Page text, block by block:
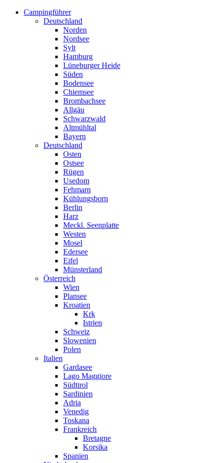
Campingführer
Deutschland
Norden
Nordsee
Sylt
Hamburg
Lüneburger Heide
Süden
Bodensee
Chiemsee
Brombachsee
Allgäu
Schwarzwald
Altmühltal
Bayern
Deutschland
Osten
Ostsee
Rügen
Usedom
Fehmarn
Kühlungsborn
Berlin
Harz
Meckl. Seenplatte
Westen
Mosel
Edersee
Eifel
Münsterland
Österreich
Wien
Plansee
Kroatien
Krk
Istrien
Schweiz
Slowenien
Polen
Italien
Gardasee
Lago Maggiore
Südtirol
Sardinien
Adria
Venedig
Toskana
Frankreich
Bretagne
Korsika
Spanien